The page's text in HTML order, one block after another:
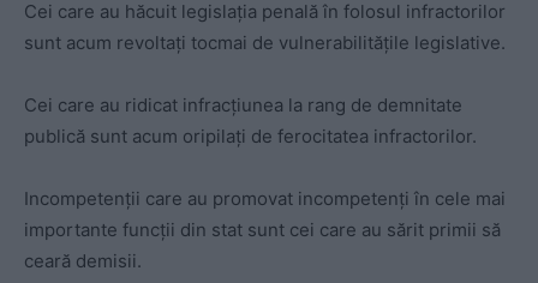
Cei care au hăcuit legislația penală în folosul infractorilor
sunt acum revoltați tocmai de vulnerabilitățile legislative.
Cei care au ridicat infracțiunea la rang de demnitate
publică sunt acum oripilați de ferocitatea infractorilor.
Incompetenții care au promovat incompetenți în cele mai
importante funcții din stat sunt cei care au sărit primii să
ceară demisii.